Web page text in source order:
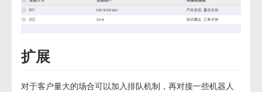
扩展
对于客户量大的场合可以加入排队机制，再对接一些机器人